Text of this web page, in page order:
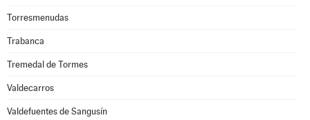
Torresmenudas
Trabanca
Tremedal de Tormes
Valdecarros
Valdefuentes de Sangusín